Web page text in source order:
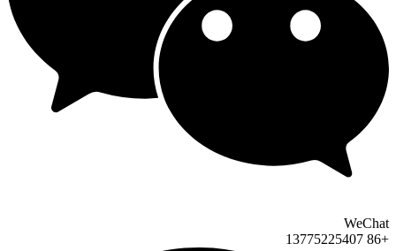
WeChat
+86 13775225407